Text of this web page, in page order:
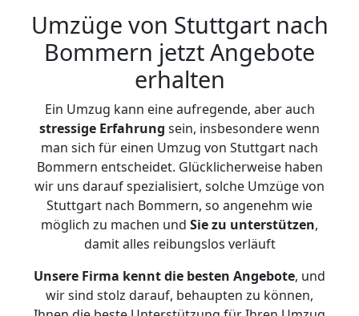
Umzüge von Stuttgart nach
Bommern jetzt Angebote
erhalten
Ein Umzug kann eine aufregende, aber auch
stressige Erfahrung sein, insbesondere wenn
man sich für einen Umzug von Stuttgart nach
Bommern entscheidet. Glücklicherweise haben
wir uns darauf spezialisiert, solche Umzüge von
Stuttgart nach Bommern, so angenehm wie
möglich zu machen und Sie zu unterstützen,
damit alles reibungslos verläuft
Unsere Firma kennt die besten Angebote, und
wir sind stolz darauf, behaupten zu können,